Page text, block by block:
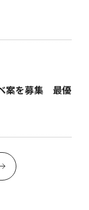
案を募集 最優